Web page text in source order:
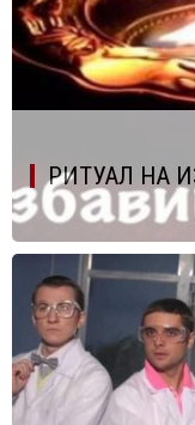
РИТУАЛ НА